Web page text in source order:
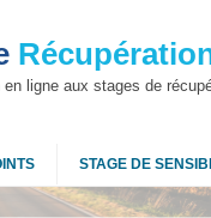
en ligne aux stages de
STAGE DE